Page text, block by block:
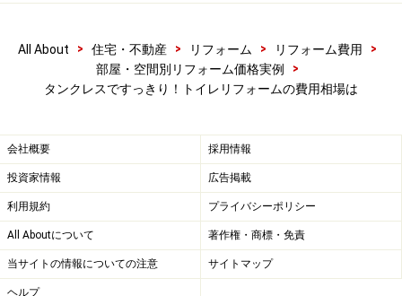
低価格かつ思い切った空間リニューアルを望むなら、
様々なカラーやデザインが用意されているクッションフ
イレ便器を交換するタイミングに合わせて工事ができる
ので、0.5坪程度の空間を張り替えるだけならば、追加リ
フォーム費用は3万～5万円程度で済みます（床や壁の補
修が必要な場合はさらに3万～5万円程度の工事費用が発
生します）。
高級感のあるタイルで床と壁を仕上げるのであれば、8
All About > 住宅・不動産 > リフォーム > リフォーム費用
>
部屋・空間別リフォーム価格実例
>
タンクレスですっきり！トイレリフォームの費用相場は
会社概要 採用情報
投資家情報 広告掲載
利用規約 プライバシーポリシー
All Aboutについて 著作権・商標・免責
当サイトの情報についての注意 サイトマップ
ヘルプ